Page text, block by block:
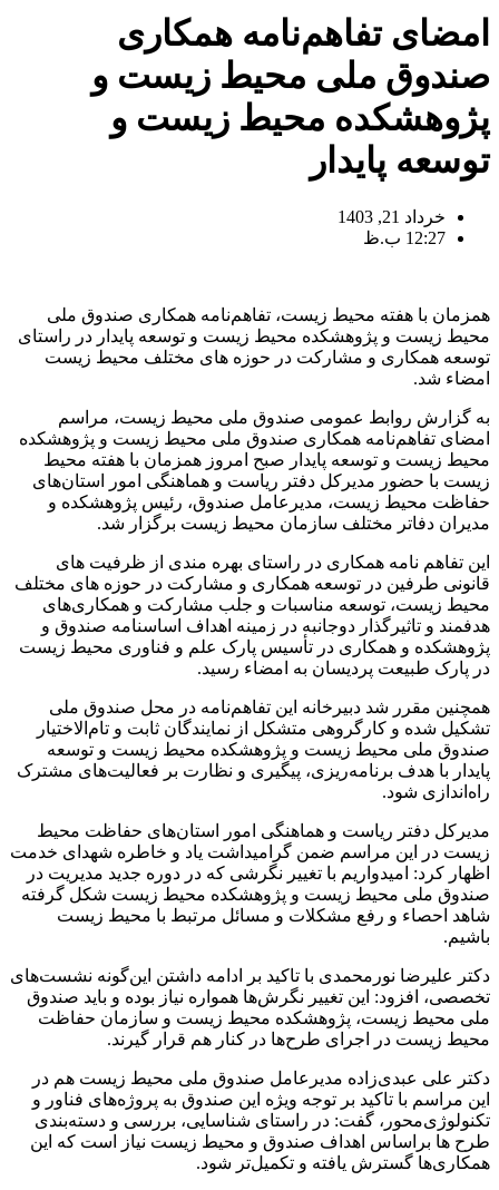
امضای تفاهم‌نامه همکاری
صندوق ملی محیط زیست و
پژوهشکده محیط زیست و
توسعه پایدار
خرداد 21, 1403
12:27 ب.ظ
همزمان با هفته محیط زیست، تفاهم‌نامه همکاری صندوق ملی
محیط زیست و پژوهشکده محیط زیست و توسعه پایدار در راستای
توسعه همکاری و مشارکت در حوزه های مختلف محیط زیست
امضاء شد.
به گزارش روابط عمومی صندوق ملی محیط زیست، مراسم
امضای تفاهم‌نامه همکاری صندوق ملی محیط زیست و پژوهشکده
محیط زیست و توسعه پایدار صبح امروز همزمان با هفته محیط
زیست با حضور مدیرکل دفتر ریاست و هماهنگی امور استان‌های
حفاظت محیط زیست، مدیرعامل صندوق، رئیس پژوهشکده و
مدیران دفاتر مختلف سازمان محیط زیست برگزار شد.
این تفاهم نامه همکاری در راستای بهره مندی از ظرفیت های
قانونی طرفین در توسعه همکاری و مشارکت در حوزه های مختلف
محیط زیست، توسعه مناسبات و جلب مشارکت و همکاری‌های
هدفمند و تاثیرگذار دوجانبه در زمینه اهداف اساسنامه صندوق و
پژوهشکده و همکاری در تأسیس پارک علم و فناوری محیط زیست
در پارک طبیعت پردیسان به امضاء رسید.
همچنین مقرر شد دبیرخانه این تفاهم‌نامه در محل صندوق ملی
تشکیل شده و کارگروهی متشکل از نمایندگان ثابت و تام‌الاختیار
صندوق ملی محیط زیست و پژوهشکده محیط زیست و توسعه
پایدار با هدف برنامه‌ریزی، پیگیری و نظارت بر فعالیت‌های مشترک
راه‌اندازی شود.
مدیرکل دفتر ریاست و هماهنگی امور استان‌های حفاظت محیط
زیست در این مراسم ضمن گرامیداشت یاد و خاطره شهدای خدمت
اظهار کرد: امیدواریم با تغییر نگرشی که در دوره جدید مدیریت در
صندوق ملی محیط زیست و پژوهشکده محیط زیست شکل گرفته
شاهد احصاء و رفع مشکلات و مسائل مرتبط با محیط زیست
باشیم.
دکتر علیرضا نورمحمدی با تاکید بر ادامه داشتن این‌گونه نشست‌های
تخصصی، افزود: این تغییر نگرش‌ها همواره نیاز بوده و باید صندوق
ملی محیط زیست، پژوهشکده محیط زیست و سازمان حفاظت
محیط زیست در اجرای طرح‌ها در کنار هم قرار گیرند.
دکتر علی عبدی‌زاده مدیرعامل صندوق ملی محیط زیست هم در
این مراسم با تاکید بر توجه ویژه این صندوق به پروژه‌های فناور و
تکنولوژی‌محور، گفت: در راستای شناسایی، بررسی و دسته‌بندی
طرح ها براساس اهداف صندوق و محیط زیست نیاز است که این
همکاری‌ها گسترش یافته و تکمیل‌تر شود.